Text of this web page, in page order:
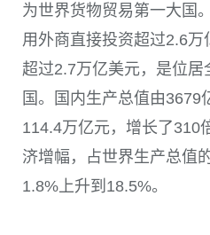
为世界货物贸易第一大国
用外商直接投资超过2.6
超过2.7万亿美元，是位
国。国内生产总值由3679
114.4万亿元，增长了310
济增幅，占世界生产总值
1.8%上升到18.5%。